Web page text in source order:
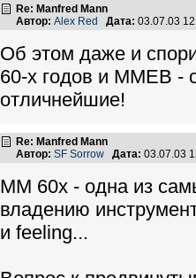
Re: Manfred Mann
Автор: Alex Red Дата: 03.07.03
Об этом даже и
60-х годов и ММЕВ -
отличнейшие!
Re: Manfred Mann
Автор: SF Sorrow Дата: 03.07.03
MM 60х - одна из
владению
и feeling...